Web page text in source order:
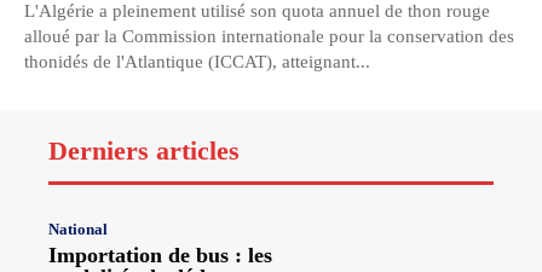
L'Algérie a pleinement utilisé son quota annuel de thon rouge
alloué par la Commission internationale pour la conservation des
thonidés de l'Atlantique (ICCAT), atteignant...
Derniers articles
National
Importation de bus : les